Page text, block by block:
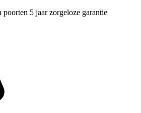
5 jaar zorgeloze garantie